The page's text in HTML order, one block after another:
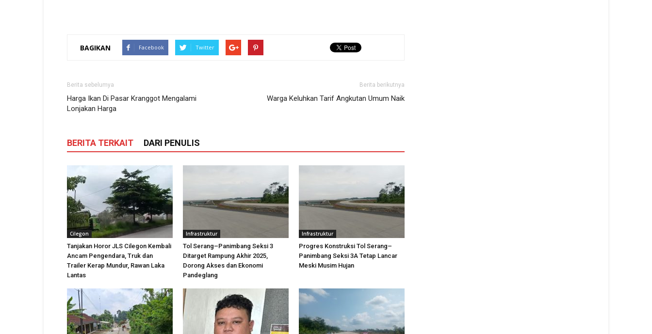
BAGIKAN Facebook Twitter
Berita sebelumya
Harga Ikan Di Pasar Kranggot Mengalami
Lonjakan Harga
Berita berikutnya
Warga Keluhkan Tarif Angkutan Umum Naik
BERITA TERKAIT DARI PENULIS
Cilegon
Tanjakan Horor JLS Cilegon Kembali
Ancam Pengendara, Truk dan
Trailer Kerap Mundur, Rawan Laka
Lantas
Infrastruktur
Tol Serang–Panimbang Seksi 3
Ditarget Rampung Akhir 2025,
Dorong Akses dan Ekonomi
Pandeglang
Infrastruktur
Progres Konstruksi Tol Serang–
Panimbang Seksi 3A Tetap Lancar
Meski Musim Hujan